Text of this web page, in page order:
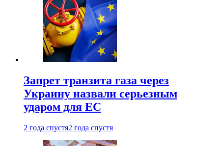
Запрет транзита газа через
Украину назвали серьезным
ударом для ЕС
2 года спустя2 года спустя